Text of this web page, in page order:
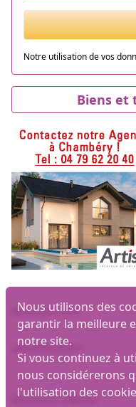
Notre utilisation de vos
Biens et
Nous utilisons des
garantir la meilleure
notre site.
Si vous continuez à
nous considérerons
l'utilisation des
Biens par ville
Appartements
Mentions Légales